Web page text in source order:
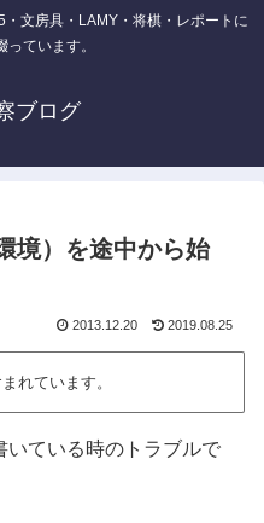
文房具・LAMY・将棋・レポートに
ています。
ブログ
境）を途中から始
2013.12.20 2019.08.25
れています。
いている時のトラブルで